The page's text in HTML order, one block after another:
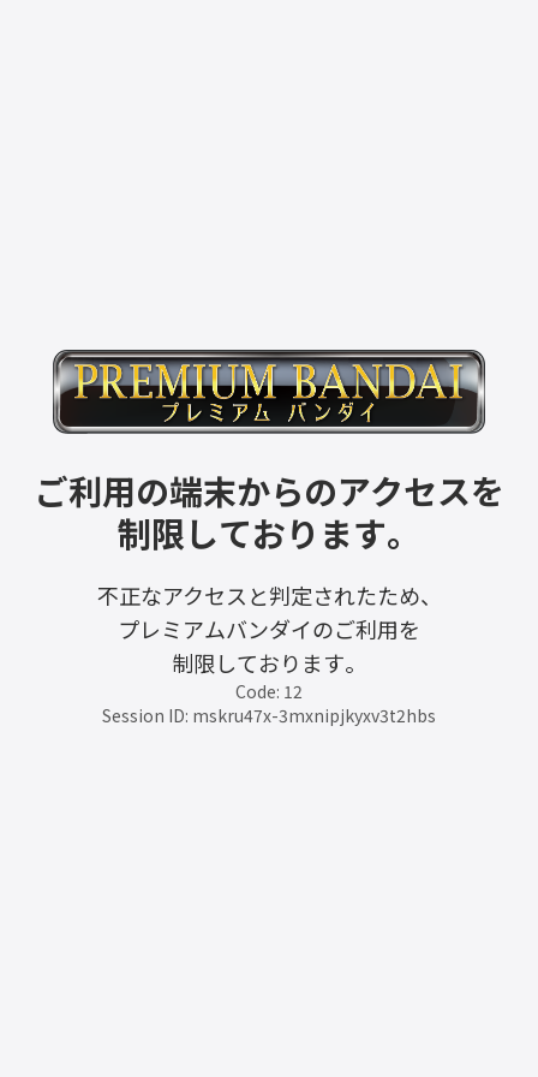
ご利用の端末からのアクセスを
制限しております。
不正なアクセスと判定されたため、
プレミアムバンダイのご利用を
制限しております。
Code: 12
Session ID: mskru47x-3mxnipjkyxv3t2hbs